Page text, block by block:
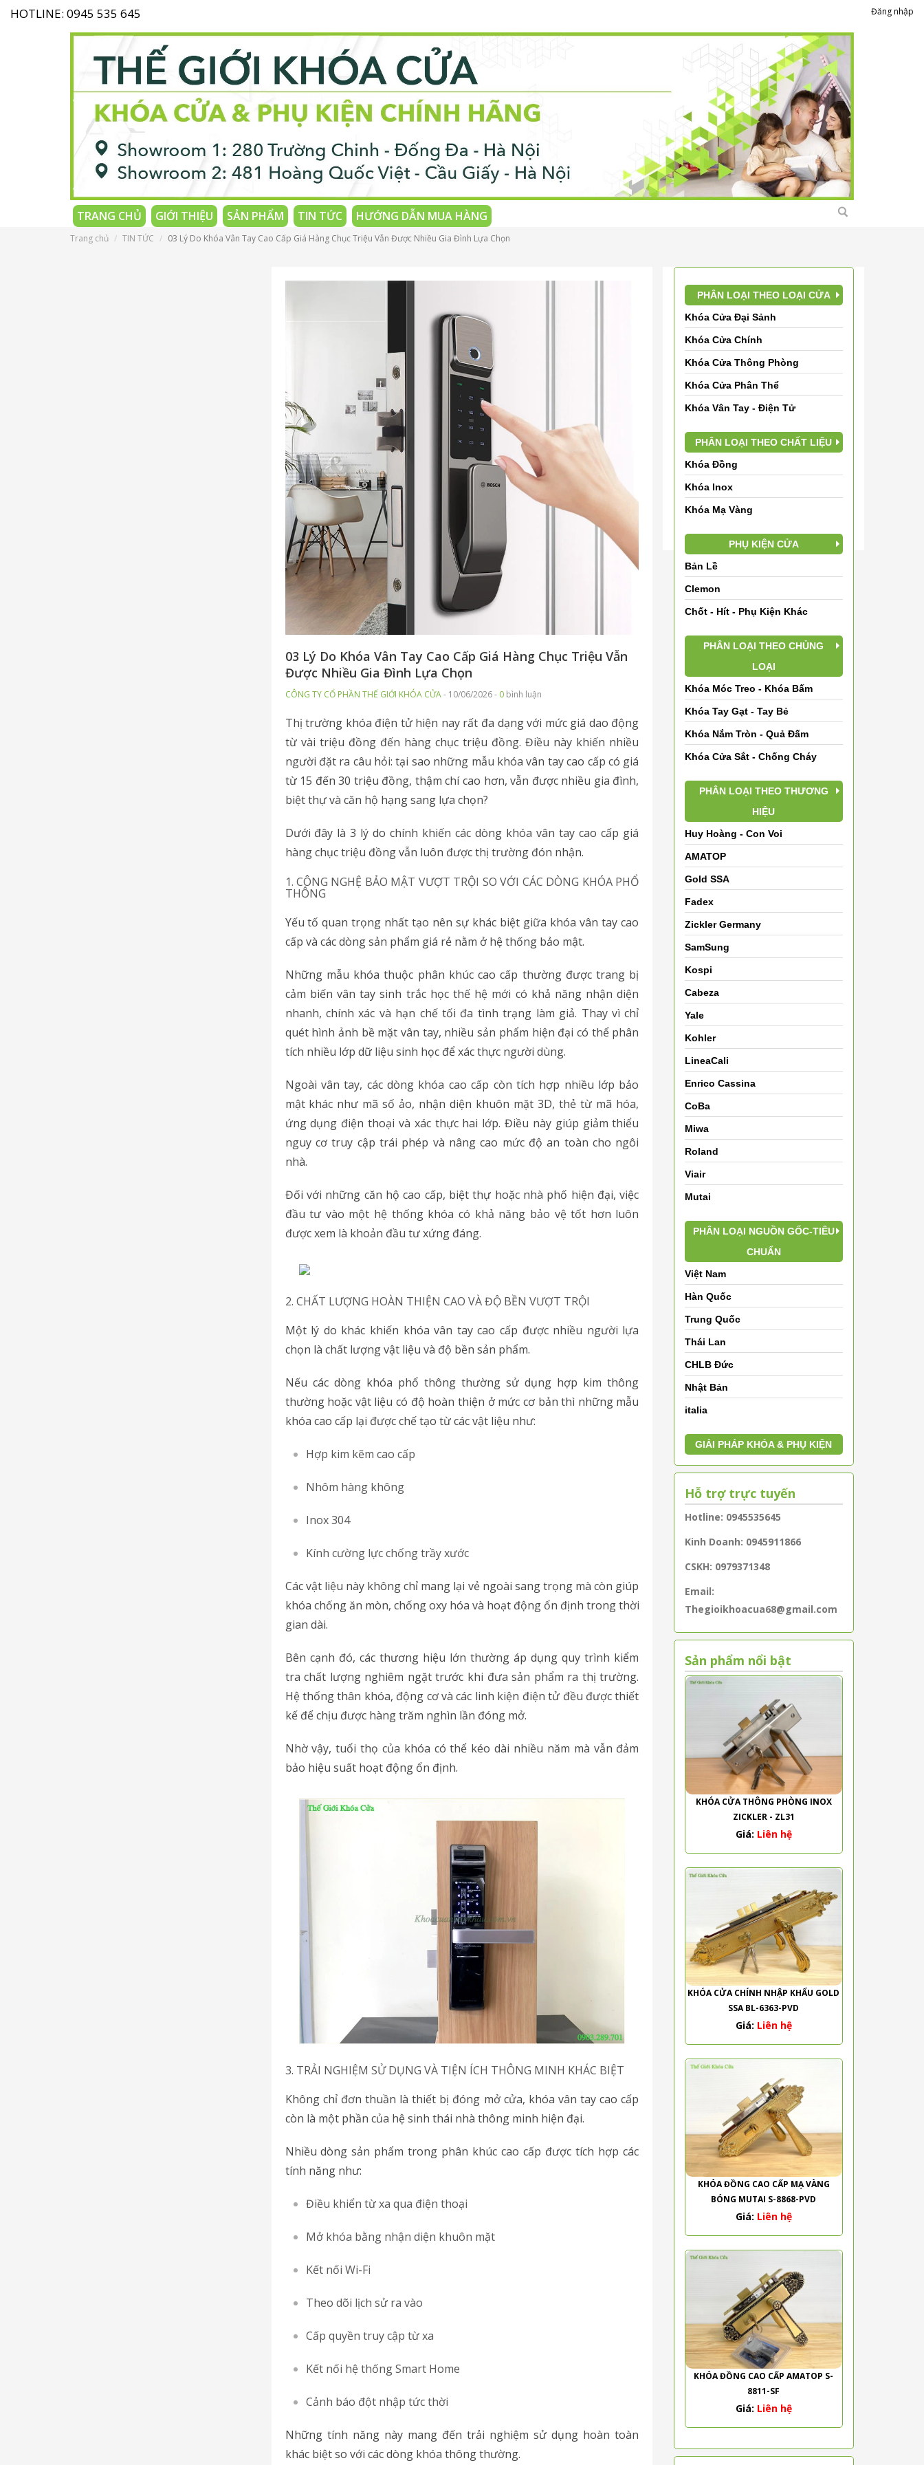
HOTLINE: 0945 535 645 Đăng nhập
TRANG CHỦ GIỚI THIỆU SẢN PHẨM TIN TỨC HƯỚNG DẪN MUA HÀNG
Trang chủ TIN TỨC 03 Lý Do Khóa Vân Tay Cao Cấp Giá Hàng Chục Triệu Vẫn Được Nhiều Gia Đình Lựa Chọn
03 Lý Do Khóa Vân Tay Cao Cấp Giá Hàng Chục Triệu Vẫn
Được Nhiều Gia Đình Lựa Chọn
CÔNG TY CỔ PHẦN THẾ GIỚI KHÓA CỬA- 10/06/2026 - 0bình luận
Thị trường khóa điện tử hiện nay rất đa dạng với mức giá dao động
từ vài triệu đồng đến hàng chục triệu đồng. Điều này khiến nhiều
người đặt ra câu hỏi: tại sao những mẫu khóa vân tay cao cấp có giá
từ 15 đến 30 triệu đồng, thậm chí cao hơn, vẫn được nhiều gia đình,
biệt thự và căn hộ hạng sang lựa chọn?
Dưới đây là 3 lý do chính khiến các dòng khóa vân tay cao cấp giá
hàng chục triệu đồng vẫn luôn được thị trường đón nhận.
1. CÔNG NGHỆ BẢO MẬT VƯỢT TRỘI SO VỚI CÁC DÒNG KHÓA PHỔ
THÔNG
Yếu tố quan trọng nhất tạo nên sự khác biệt giữa khóa vân tay cao
cấp và các dòng sản phẩm giá rẻ nằm ở hệ thống bảo mật.
Những mẫu khóa thuộc phân khúc cao cấp thường được trang bị
cảm biến vân tay sinh trắc học thế hệ mới có khả năng nhận diện
nhanh, chính xác và hạn chế tối đa tình trạng làm giả. Thay vì chỉ
quét hình ảnh bề mặt vân tay, nhiều sản phẩm hiện đại có thể phân
tích nhiều lớp dữ liệu sinh học để xác thực người dùng.
Ngoài vân tay, các dòng khóa cao cấp còn tích hợp nhiều lớp bảo
mật khác như mã số ảo, nhận diện khuôn mặt 3D, thẻ từ mã hóa,
ứng dụng điện thoại và xác thực hai lớp. Điều này giúp giảm thiểu
nguy cơ truy cập trái phép và nâng cao mức độ an toàn cho ngôi
nhà.
Đối với những căn hộ cao cấp, biệt thự hoặc nhà phố hiện đại, việc
đầu tư vào một hệ thống khóa có khả năng bảo vệ tốt hơn luôn
được xem là khoản đầu tư xứng đáng.
2. CHẤT LƯỢNG HOÀN THIỆN CAO VÀ ĐỘ BỀN VƯỢT TRỘI
Một lý do khác khiến khóa vân tay cao cấp được nhiều người lựa
chọn là chất lượng vật liệu và độ bền sản phẩm.
Nếu các dòng khóa phổ thông thường sử dụng hợp kim thông
thường hoặc vật liệu có độ hoàn thiện ở mức cơ bản thì những mẫu
khóa cao cấp lại được chế tạo từ các vật liệu như:
Hợp kim kẽm cao cấp
Nhôm hàng không
Inox 304
Kính cường lực chống trầy xước
Các vật liệu này không chỉ mang lại vẻ ngoài sang trọng mà còn giúp
khóa chống ăn mòn, chống oxy hóa và hoạt động ổn định trong thời
gian dài.
Bên cạnh đó, các thương hiệu lớn thường áp dụng quy trình kiểm
tra chất lượng nghiêm ngặt trước khi đưa sản phẩm ra thị trường.
Hệ thống thân khóa, động cơ và các linh kiện điện tử đều được thiết
kế để chịu được hàng trăm nghìn lần đóng mở.
Nhờ vậy, tuổi thọ của khóa có thể kéo dài nhiều năm mà vẫn đảm
bảo hiệu suất hoạt động ổn định.
3. TRẢI NGHIỆM SỬ DỤNG VÀ TIỆN ÍCH THÔNG MINH KHÁC BIỆT
Không chỉ đơn thuần là thiết bị đóng mở cửa, khóa vân tay cao cấp
còn là một phần của hệ sinh thái nhà thông minh hiện đại.
Nhiều dòng sản phẩm trong phân khúc cao cấp được tích hợp các
tính năng như:
Điều khiển từ xa qua điện thoại
Mở khóa bằng nhận diện khuôn mặt
Kết nối Wi-Fi
Theo dõi lịch sử ra vào
Cấp quyền truy cập từ xa
Kết nối hệ thống Smart Home
Cảnh báo đột nhập tức thời
Những tính năng này mang đến trải nghiệm sử dụng hoàn toàn
khác biệt so với các dòng khóa thông thường.
Giới thiệu
Đội ngũ nhân viên Thế Giới Khóa Cửa mong
muốn đem những sản phẩm chất lượng, mẫu
mã đa dạng, giá cả phải chăng và những
dịch vụ tốt nhất đến Quý khách hàng. Mọi
thông tin cần hỗ trợ, vui lòng liên hệ:
HOTLINE: 0913242633 (Mr. Tuấn)
Danh mục
TIN TỨC (501)
Dự án thực hiện (0)
PHÂN LOẠI THEO LOẠI CỬA
Khóa Cửa Đại Sảnh
Khóa Cửa Chính
Khóa Cửa Thông Phòng
Khóa Cửa Phân Thể
Khóa Vân Tay - Điện Tử
PHÂN LOẠI THEO CHẤT LIỆU
Khóa Đồng
Khóa Inox
Khóa Mạ Vàng
PHỤ KIỆN CỬA
Bản Lề
Clemon
Chốt - Hít - Phụ Kiện Khác
PHÂN LOẠI THEO CHỦNG
LOẠI
Khóa Móc Treo - Khóa Bấm
Khóa Tay Gạt - Tay Bẻ
Khóa Nắm Tròn - Quả Đấm
Khóa Cửa Sắt - Chống Cháy
PHÂN LOẠI THEO THƯƠNG
HIỆU
Huy Hoàng - Con Voi
AMATOP
Gold SSA
Fadex
Zickler Germany
SamSung
Kospi
Cabeza
Yale
Kohler
LineaCali
Enrico Cassina
CoBa
Miwa
Roland
Viair
Mutai
PHÂN LOẠI NGUỒN GỐC-TIÊU
CHUẨN
Việt Nam
Hàn Quốc
Trung Quốc
Thái Lan
CHLB Đức
Nhật Bản
italia
GIẢI PHÁP KHÓA & PHỤ KIỆN
Hỗ trợ trực tuyến
Hotline: 0945535645
Kinh Doanh: 0945911866
CSKH: 0979371348
Email:
Thegioikhoacua68@gmail.com
Sản phẩm nổi bật
KHÓA CỬA THÔNG PHÒNG INOX
ZICKLER - ZL31
Giá: Liên hệ
KHÓA CỬA CHÍNH NHẬP KHẨU GOLD
SSA BL-6363-PVD
Giá: Liên hệ
KHÓA ĐỒNG CAO CẤP MẠ VÀNG
BÓNG MUTAI S-8868-PVD
Giá: Liên hệ
KHÓA ĐỒNG CAO CẤP AMATOP S-
8811-SF
Giá: Liên hệ